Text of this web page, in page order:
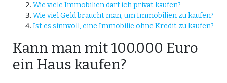
Wie viele Immobilien darf ich privat kaufen?
Wie viel Geld braucht man, um Immobilien zu kaufen?
Ist es sinnvoll, eine Immobilie ohne Kredit zu kaufen?
Kann man mit 100.000 Euro
ein Haus kaufen?